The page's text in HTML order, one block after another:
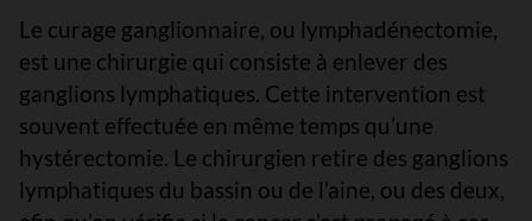
Le curage ganglionnaire, ou lymphadénectomie,
est une chirurgie qui consiste à enlever des
ganglions lymphatiques. Cette intervention est
souvent effectuée en même temps qu’une
hystérectomie. Le chirurgien retire des ganglions
lymphatiques du bassin ou de l’aine, ou des deux,